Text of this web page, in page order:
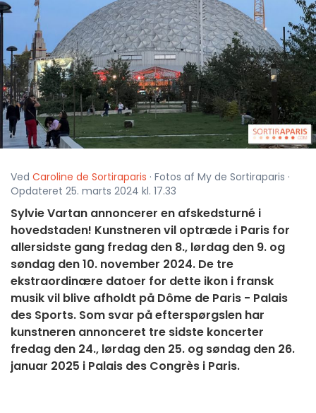
Ved Caroline de Sortiraparis · Fotos af My de Sortiraparis ·
Opdateret 25. marts 2024 kl. 17.33
Sylvie Vartan annoncerer en afskedsturné i
hovedstaden! Kunstneren vil optræde i Paris for
allersidste gang fredag den 8., lørdag den 9. og
søndag den 10. november 2024. De tre
ekstraordinære datoer for dette ikon i fransk
musik vil blive afholdt på Dôme de Paris - Palais
des Sports. Som svar på efterspørgslen har
kunstneren annonceret tre sidste koncerter
fredag den 24., lørdag den 25. og søndag den 26.
januar 2025 i Palais des Congrès i Paris.